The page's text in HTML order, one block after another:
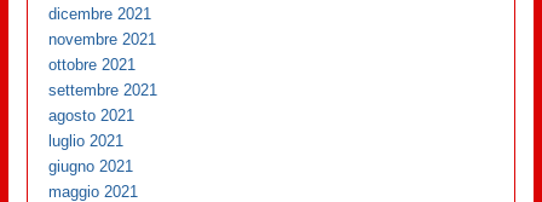
dicembre 2021
novembre 2021
ottobre 2021
settembre 2021
agosto 2021
luglio 2021
giugno 2021
maggio 2021